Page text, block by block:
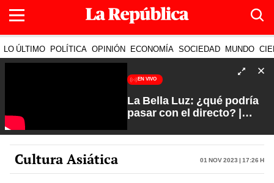
LO ÚLTIMO POLÍTICA OPINIÓN ECONOMÍA SOCIEDAD MUNDO
EN VIVO
La Bella Luz: ¿qué podría
pasar con el directo? |
Camacho
Cultura Asiática 01 Nov 2023 | 17:26 h